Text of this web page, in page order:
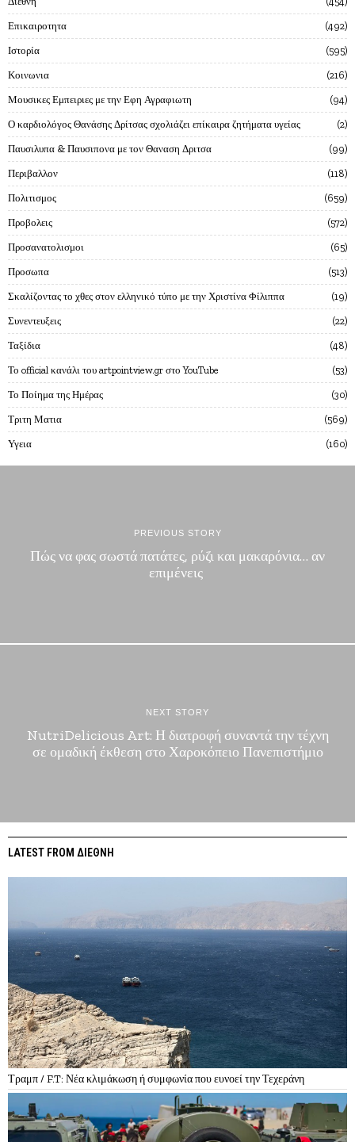
Επικαιροτητα 492
Ιστορία 595
Κοινωνια 216
Μουσικες Εμπειριες με την Εφη Αγραφιωτη 94
Ο καρδιολόγος Θανάσης Δρίτσας σχολιάζει επίκαιρα ζητήματα υγείας 2
Παυσιλυπα & Παυσιπονα με τον Θαναση Δριτσα 99
Περιβαλλον 118
Πολιτισμος 659
Προβολεις 572
Προσανατολισμοι 65
Προσωπα 513
Σκαλίζοντας το χθες στον ελληνικό τύπο με την Χριστίνα Φίλιππα 19
Συνεντευξεις 22
Ταξίδια 48
Το official κανάλι του artpointview.gr στο YouTube 53
Το Ποίημα της Ημέρας 30
Τριτη Ματια 569
Υγεια 160
PREVIOUS STORY
Πώς να φας σωστά πατάτες, ρύζι και μακαρόνια… αν
επιμένεις
NEXT STORY
NutriDelicious Art: Η διατροφή συναντά την τέχνη
σε ομαδική έκθεση στο Χαροκόπειο Πανεπιστήμιο
LATEST FROM ΔΙΕΘΝΗ
Τραμπ / F.T: Νέα κλιμάκωση ή συμφωνία που ευνοεί την Τεχεράνη